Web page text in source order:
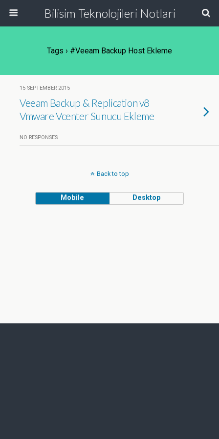
Bilisim Teknolojileri Notlari
Tags › #Veeam Backup Host Ekleme
15 SEPTEMBER 2015
Veeam Backup & Replication v8
Vmware Vcenter Sunucu Ekleme
NO RESPONSES
Back to top
Mobile Desktop